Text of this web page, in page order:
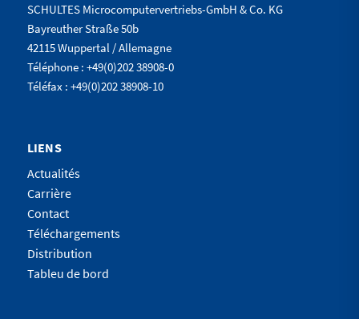
SCHULTES Microcomputervertriebs-GmbH & Co. KG
Bayreuther Straße 50b
42115 Wuppertal / Allemagne
Téléphone : +49(0)202 38908-0
Téléfax : +49(0)202 38908-10
LIENS
Actualités
Carrière
Contact
Téléchargements
Distribution
Tableu de bord